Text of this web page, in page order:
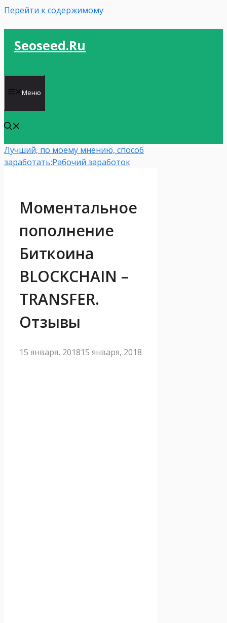
Перейти к содержимому
Seoseed.ru
Меню
Лучший, по моему мнению, способ
заработать:Рабочий заработок
Моментальное
пополнение
Биткоина
BLOCKCHAIN –
TRANSFER.
Отзывы
15 января, 201815 января, 2018